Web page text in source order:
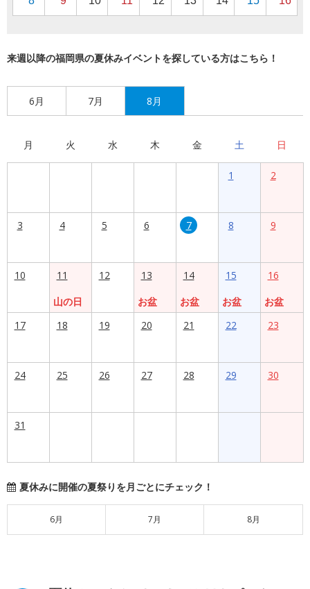
来週以降の福岡県の夏休みイベントを探している方はこちら！
6月 7月 8月
月 火 水 木 金 土 日
1 2
3 4 5 6 7 8 9
10
11
山の日
12
13
お盆
14
お盆
15
お盆
16
お盆
17
18 19 20 21 22 23
24 25 26 27 28 29 30
31
夏休みに開催の夏祭りを月ごとにチェック！
6月 7月 8月